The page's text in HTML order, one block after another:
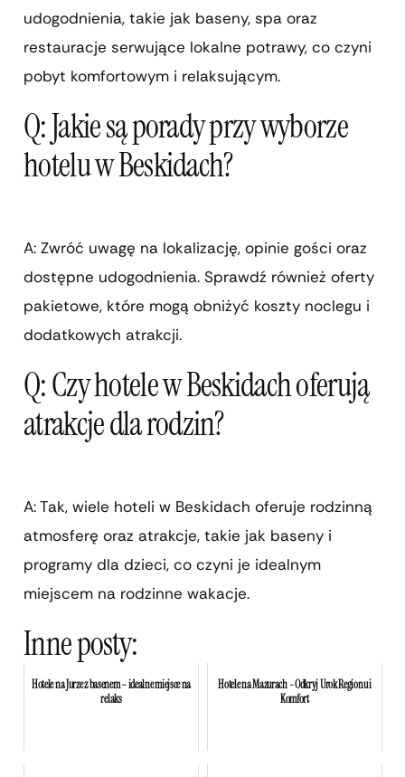
udogodnienia, takie jak baseny, spa oraz
restauracje serwujące lokalne potrawy, co czyni
pobyt komfortowym i relaksującym.
Q: Jakie są porady przy wyborze
hotelu w Beskidach?
A: Zwróć uwagę na lokalizację, opinie gości oraz
dostępne udogodnienia. Sprawdź również oferty
pakietowe, które mogą obniżyć koszty noclegu i
dodatkowych atrakcji.
Q: Czy hotele w Beskidach oferują
atrakcje dla rodzin?
A: Tak, wiele hoteli w Beskidach oferuje rodzinną
atmosferę oraz atrakcje, takie jak baseny i
programy dla dzieci, co czyni je idealnym
miejscem na rodzinne wakacje.
Inne posty:
Hotele na Jurze z basenem – idealne miejsce na
relaks
Hotele na Mazurach - Odkryj Urok Regionu i
Komfort